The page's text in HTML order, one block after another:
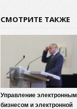
СМОТРИТЕ ТАКЖЕ
Управление электронным
бизнесом и электронной